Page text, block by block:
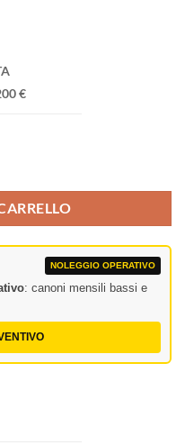
€
NOLEGGIO OPERATIVO
: canoni mensili bassi e